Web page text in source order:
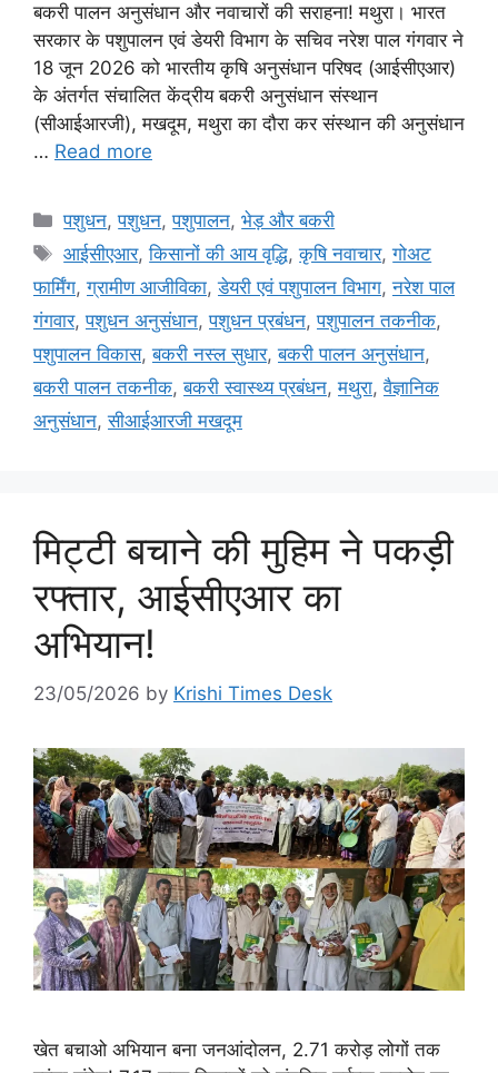
बकरी पालन अनुसंधान और नवाचारों की सराहना! मथुरा। भारत
सरकार के पशुपालन एवं डेयरी विभाग के सचिव नरेश पाल गंगवार ने
18 जून 2026 को भारतीय कृषि अनुसंधान परिषद (आईसीएआर)
के अंतर्गत संचालित केंद्रीय बकरी अनुसंधान संस्थान
(सीआईआरजी), मखदूम, मथुरा का दौरा कर संस्थान की अनुसंधान
… Read more
पशुधन,पशुधन,पशुपालन,भेड़ और बकरी
आईसीएआर,किसानों की आय वृद्धि,कृषि नवाचार,गोअट
फार्मिंग,ग्रामीण आजीविका,डेयरी एवं पशुपालन विभाग,नरेश पाल
गंगवार,पशुधन अनुसंधान,पशुधन प्रबंधन,पशुपालन तकनीक,
पशुपालन विकास,बकरी नस्ल सुधार,बकरी पालन अनुसंधान,
बकरी पालन तकनीक,बकरी स्वास्थ्य प्रबंधन,मथुरा,वैज्ञानिक
अनुसंधान,सीआईआरजी मखदूम
मिट्टी बचाने की मुहिम ने पकड़ी
रफ्तार, आईसीएआर का
अभियान!
23/05/2026 by Krishi Times Desk
खेत बचाओ अभियान बना जनआंदोलन, 2.71 करोड़ लोगों तक